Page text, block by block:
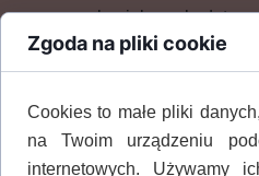
kąpielowych,
hellenistycznego
chwili śmierci
w 323 r. p.n.e. do
ptolemejskiego
Zgoda na pliki cookie
Cookies to małe pliki
na Twoim urządzeniu
internetowych. Używamy